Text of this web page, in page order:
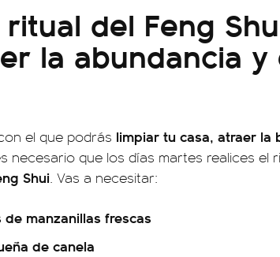
del Feng
la abundancia y
el que podrás limpiar tu casa, atraer la
necesario que los días martes realices el
Shui. Vas a necesitar:
de manzanillas frescas
de canela
00:00
San